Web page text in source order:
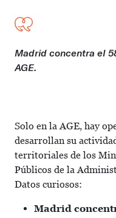
Madrid concentra el
AGE.
Solo en la AGE, hay
desarrollan su
territoriales de los
Públicos de la
Datos curiosos:
Madrid